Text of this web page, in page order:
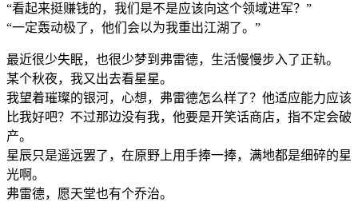
“看起来挺赚钱的，我们是不是应该向这个领域进军？”
“一定轰动极了，他们会以为我重出江湖了。”
最近很少失眠，也很少梦到弗雷德，生活慢慢步入了正轨。
某个秋夜，我又出去看星星。
我望着璀璨的银河，心想，弗雷德怎么样了？他适应能力应该
比我好吧？不过那边没有我，他要是开笑话商店，指不定会破
产。
星辰只是遥远罢了，在原野上用手捧一捧，满地都是细碎的星
光啊。
弗雷德，愿天堂也有个乔治。